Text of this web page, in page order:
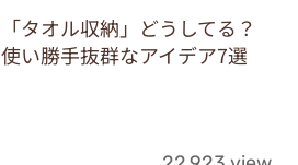
「タオル収納」どうしてる？
使い勝手抜群なアイデア7選